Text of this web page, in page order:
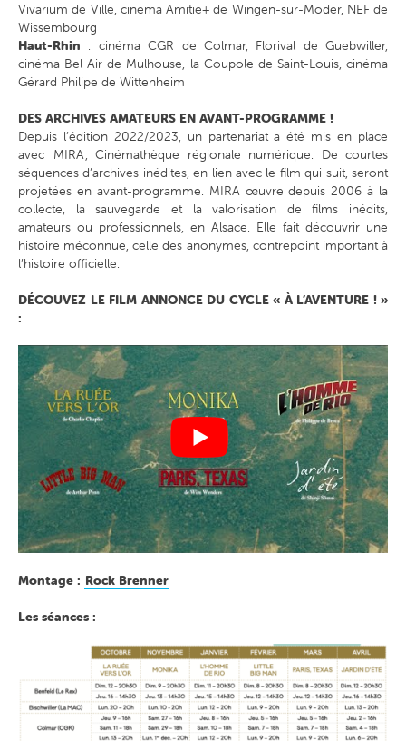
Vivarium de Villé, cinéma Amitié+ de Wingen-sur-Moder, NEF de
Wissembourg
Haut-Rhin : cinéma CGR de Colmar, Florival de Guebwiller,
cinéma Bel Air de Mulhouse, la Coupole de Saint-Louis, cinéma
Gérard Philipe de Wittenheim
DES ARCHIVES AMATEURS EN AVANT-PROGRAMME !
Depuis l’édition 2022/2023, un partenariat a été mis en place
avec
MIRA, Cinémathèque régionale numérique. De courtes
séquences d’archives inédites, en lien avec le film qui suit, seront
projetées en avant-programme. MIRA œuvre depuis 2006 à la
collecte, la sauvegarde et la valorisation de films inédits,
amateurs ou professionnels, en Alsace. Elle fait découvrir une
histoire méconnue, celle des anonymes, contrepoint important à
l’histoire officielle.
DÉCOUVEZ LE FILM ANNONCE DU CYCLE « À L’AVENTURE ! »
:
Montage : Rock Brenner
Les séances :